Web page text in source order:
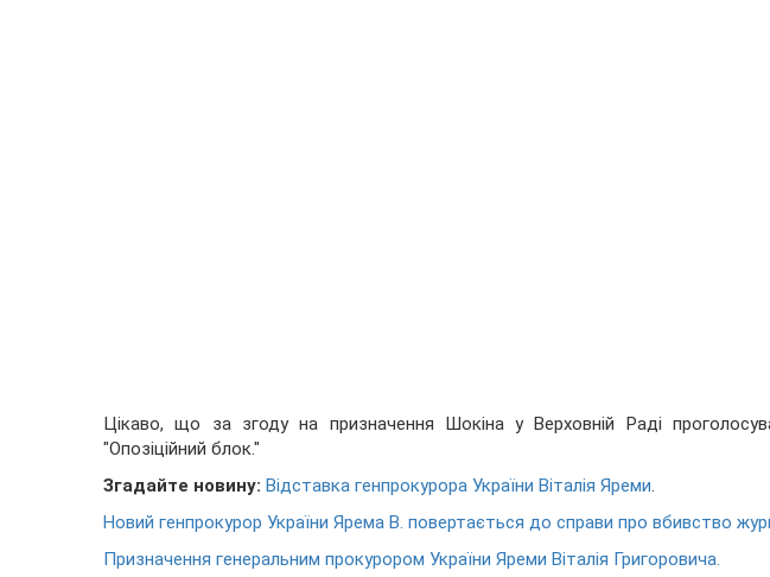
Цікаво, що за згоду на призначення Шокіна у Верховній Раді
"Опозіційний блок."
Згадайте новину: Відставка генпрокурора України Віталія Яреми.
Новий генпрокурор України Ярема В. повертається до справи про вбивство
Призначення генеральним прокурором України Яреми Віталія Григоровича.